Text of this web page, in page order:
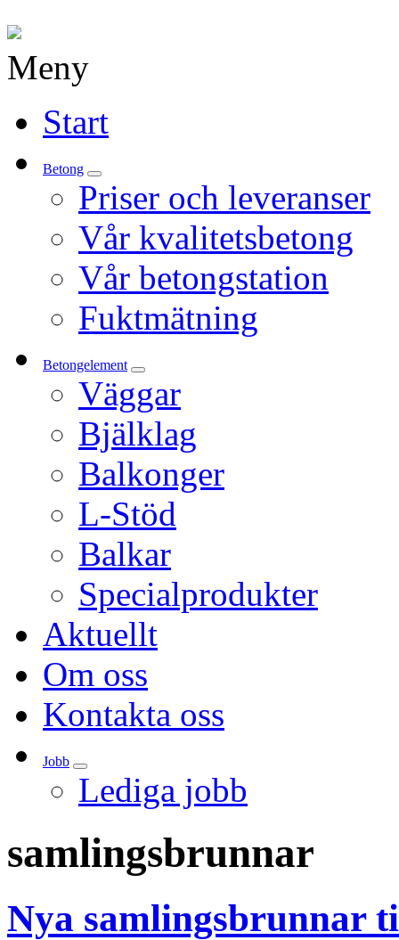
Meny
vidare
innehåll
Start
Betong
Priser och leveranser
Vår kvalitetsbetong
Vår betongstation
Fuktmätning
Betongelement
Väggar
Bjälklag
Balkonger
L-Stöd
Balkar
Specialprodukter
Aktuellt
Om oss
Kontakta oss
Jobb
Lediga jobb
samlingsbrunnar
Nya samlingsbrunnar